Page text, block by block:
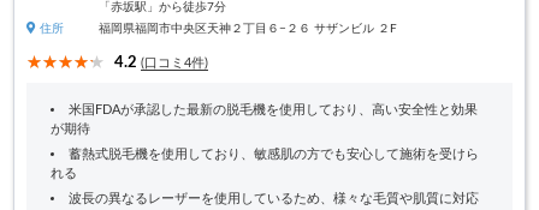
「赤坂駅」から徒歩7分
住所
福岡県福岡市中央区天神２丁目６−２６ サザンビル ２F
4.2 (口コミ4件)
米国FDAが承認した最新の脱毛機を使用しており、高い安全性と効果
が期待
蓄熱式脱毛機を使用しており、敏感肌の方でも安心して施術を受けら
れる
波長の異なるレーザーを使用しているため、様々な毛質や肌質に対応